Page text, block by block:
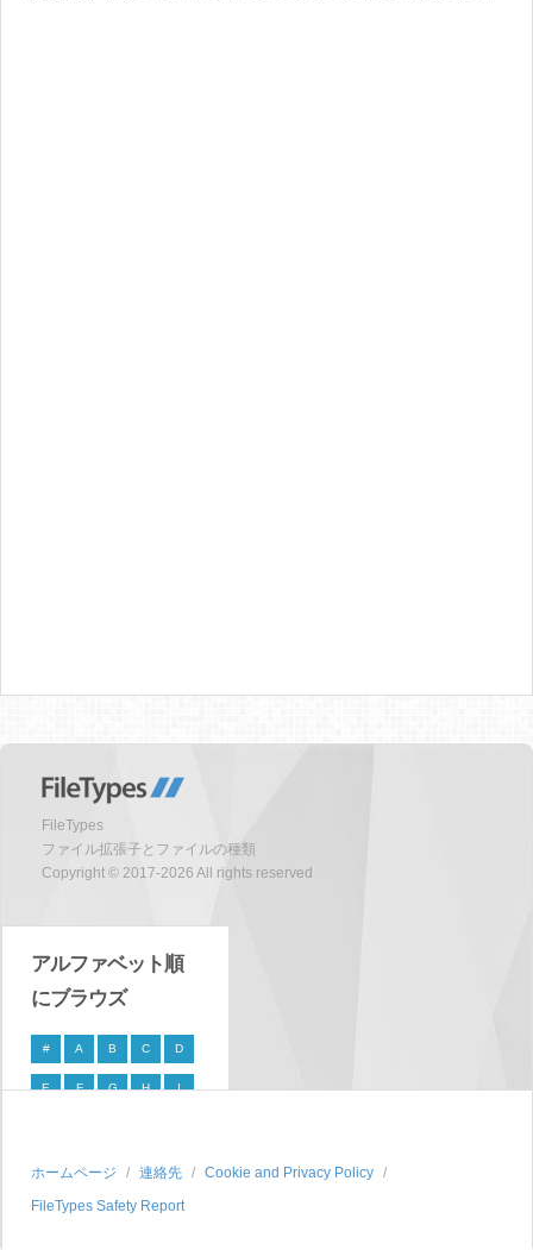
FileTypes
ファイル拡張子とファイルの種類
Copyright © 2017-2026 All rights reserved
アルファベット順
にブラウズ
# A B C D
E F G H I
P Q R S
T U V W X
ホームページ 連絡先
Cookie and Privacy Policy
FileTypes Safety Report